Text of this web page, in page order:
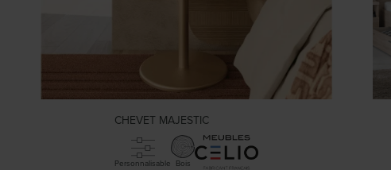
CHEVET MAJESTIC
Personnalisable Bois